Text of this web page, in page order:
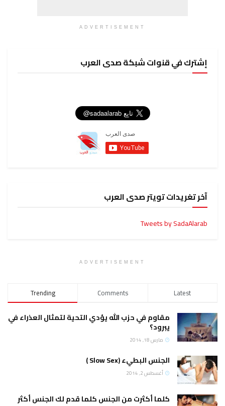
ADVERTISEMENT
إشترك في قنوات شبكة صدى العرب
آخر تغريدات تويتر صدى العرب
Tweets by SadaAlarab
ADVERTISEMENT
Trending Comments Latest
مقاوم في حزب الله يؤدي التحية لتمثال العذراء في
يبرود؟
مارس 18, 2014
الجنس البطيء (Slow Sex )
أغسطس 2, 2014
كلما أكثرت من الجنس كلما قدم لك الجنس أكثر